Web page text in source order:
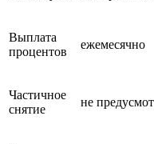
Выплата
процентов
ежемесячно
Частичное
снятие
не